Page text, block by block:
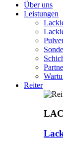
Über uns
Leistungen
Reiter